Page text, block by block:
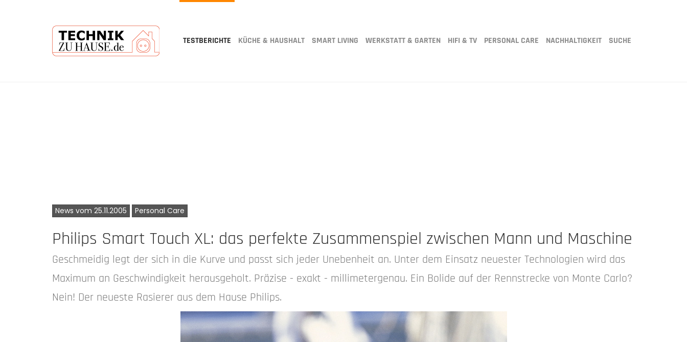
TESTBERICHTE KÜCHE & HAUSHALT SMART LIVING WERKSTATT & GARTEN HIFI & TV PERSONAL CARE NACHHALTIGKEIT SUCHE
News vom 25.11.2005 Personal Care
Philips Smart Touch XL: das perfekte Zusammenspiel zwischen Mann und Maschine
Geschmeidig legt der sich in die Kurve und passt sich jeder Unebenheit an. Unter dem Einsatz neuester Technologien wird das
Maximum an Geschwindigkeit herausgeholt. Präzise - exakt - millimetergenau. Ein Bolide auf der Rennstrecke von Monte Carlo?
Nein! Der neueste Rasierer aus dem Hause Philips.